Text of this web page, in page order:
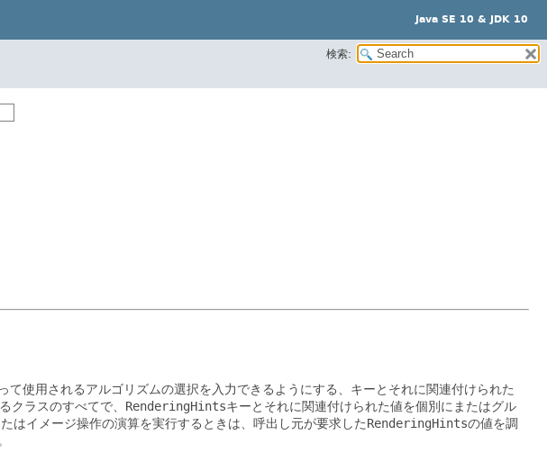
Java SE 10 & JDK 10
検索:
使用されるアルゴリズムの選択を入力できるようにする、キーとそれに関連付けられた
クラスのすべてで、 RenderingHintsキーとそれに関連付けられた値を個別にまたはグル
はイメージ操作の演算を実行するときは、呼出し元が要求したRenderingHintsの値を調